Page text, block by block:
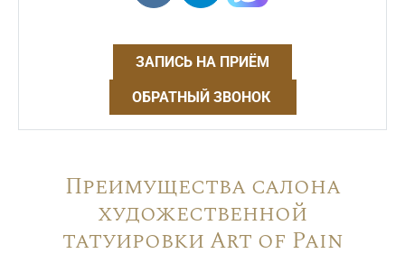
ЗАПИСЬ НА ПРИЁМ
ОБРАТНЫЙ ЗВОНОК
Преимущества салона
художественной
татуировки Art of Pain